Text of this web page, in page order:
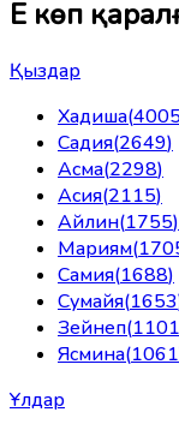
Ең көп
Қыздар
Хадиша(
Садия(2649)
Асма(2298)
Асия(2115)
Айлин(1755)
Мариям(
Самия(1688)
Сумайя(1653
Зейнеп(1101
Ясмина(1061
Ұлдар